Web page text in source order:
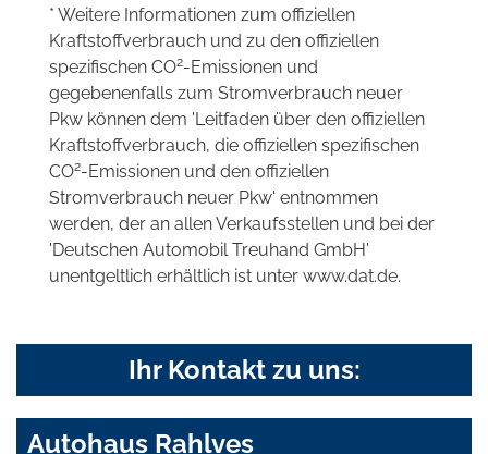
* Weitere Informationen zum offiziellen
Kraftstoffverbrauch und zu den offiziellen
spezifischen CO2-Emissionen und
gegebenenfalls zum Stromverbrauch neuer
Pkw können dem 'Leitfaden über den offiziellen
Kraftstoffverbrauch, die offiziellen spezifischen
CO2-Emissionen und den offiziellen
Stromverbrauch neuer Pkw' entnommen
werden, der an allen Verkaufsstellen und bei der
'Deutschen Automobil Treuhand GmbH'
unentgeltlich erhältlich ist unter www.dat.de.
Ihr Kontakt zu uns:
Autohaus Rahlves